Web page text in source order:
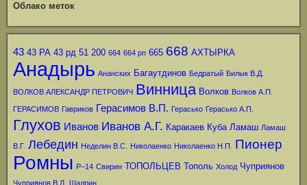
Облако меток
43 43 РА 43 рд 51 200 664 664 рп 665 668 АХТЫРКА
Анадырь Ананских Багаутдинов Бедратый Билык В.Д.
ВОЛКОВ АЛЕКСАНДР ПЕТРОВИЧ Винница Волков Волков А.П.
ГЕРАСИМОВ Гавриков Герасимов В.П. Герасько Герасько А.П.
Глухов Иванов Иванов А.Г. Каракаев Куба Ламаш Ламаш
В.Г. Лебедин Неделин В.С. Николаенко Николаенко Н.П. Пионер
Ромны Р–14 Свирин ТОПОЛЬЦЕВ Тополь Холод Чуприянов
Чуприянов В.Л. Шадрин